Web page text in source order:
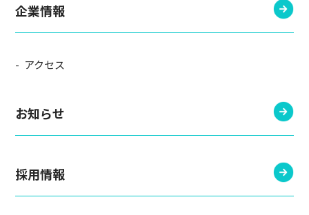
企業情報
アクセス
お知らせ
採用情報